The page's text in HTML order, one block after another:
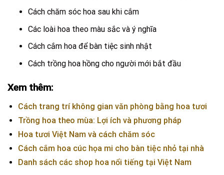
Cách chăm sóc hoa sau khi cắm
Các loài hoa theo màu sắc và ý nghĩa
Cách cắm hoa để bàn tiệc sinh nhật
Cách trồng hoa hồng cho người mới bắt đầu
Xem thêm:
Cách trang trí không gian văn phòng bằng hoa tươi
Trồng hoa theo mùa: Lợi ích và phương pháp
Hoa tươi Việt Nam và cách chăm sóc
Cách cắm hoa cúc họa mi cho bàn tiệc nhỏ tại nhà
Danh sách các shop hoa nổi tiếng tại Việt Nam